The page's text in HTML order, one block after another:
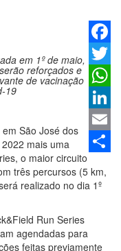
Twitter
Email
em 1º de maio,
reforçados e
de vacinação
19
São José dos
mais uma
o maior circuito
três percursos (5 km,
realizado no dia 1º
Run Series
agendadas para
feitas previamente